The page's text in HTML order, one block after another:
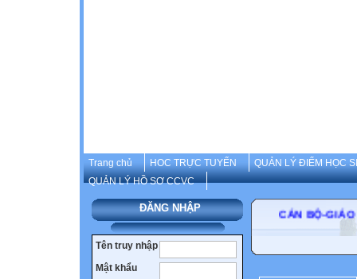
Trang chủ HOC TRỰC TUYẾN
QUẢN LÝ ĐIỂM HỌC
QUẢN LÝ HỒ SƠ CCVC
ĐĂNG NHẬP
Tên truy nhập
Mật khẩu
CÁN BỘ-GIÁO